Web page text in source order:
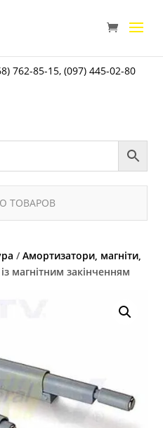
762-85-15,(097) 445-02-80
ТОВАРОВ
/Амортизатори, магніти,
магнітним закінченням